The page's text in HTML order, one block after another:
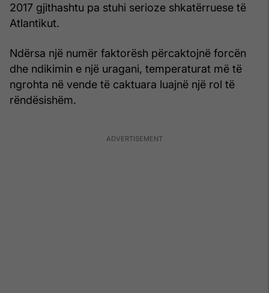
2017 gjithashtu pa stuhi serioze shkatërruese të
Atlantikut.
Ndërsa një numër faktorësh përcaktojnë forcën
dhe ndikimin e një uragani, temperaturat më të
ngrohta në vende të caktuara luajnë një rol të
rëndësishëm.